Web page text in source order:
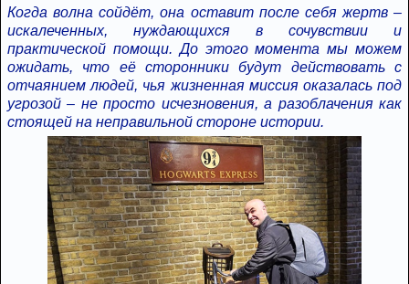
Когда волна сойдёт, она оставит после себя жертв –
искалеченных, нуждающихся в сочувствии и
практической помощи. До этого момента мы можем
ожидать, что её сторонники будут действовать с
отчаянием людей, чья жизненная миссия оказалась под
угрозой – не просто исчезновения, а разоблачения как
стоящей на неправильной стороне истории.